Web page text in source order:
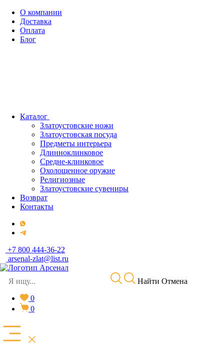
О компании
Доставка
Оплата
Блог
Каталог
Златоустовские ножи
Златоустовская посуда
Предметы интерьера
Длинноклинковое
Средне-клинковое
Охолощенное оружие
Религиозные
Златоустовские сувениры
Возврат
Контакты
+7 800 444-36-22
arsenal-zlat@list.ru
Найти Отмена
0
0